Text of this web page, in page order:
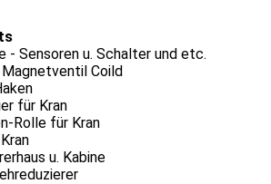
- Sensoren u. Schalter und etc.
Coild
für Kran
Rolle für Kran
u. Kabine